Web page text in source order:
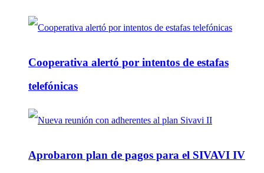
Cooperativa alertó por intentos de estafas
telefónicas
Aprobaron plan de pagos para el SIVAVI IV